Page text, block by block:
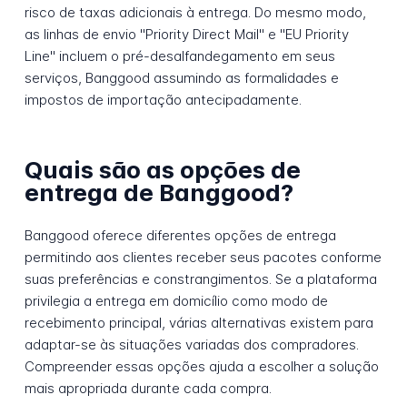
risco de taxas adicionais à entrega. Do mesmo modo,
as linhas de envio "Priority Direct Mail" e "EU Priority
Line" incluem o pré-desalfandegamento em seus
serviços, Banggood assumindo as formalidades e
impostos de importação antecipadamente.
Quais são as opções de
entrega de Banggood?
Banggood oferece diferentes opções de entrega
permitindo aos clientes receber seus pacotes conforme
suas preferências e constrangimentos. Se a plataforma
privilegia a entrega em domicílio como modo de
recebimento principal, várias alternativas existem para
adaptar-se às situações variadas dos compradores.
Compreender essas opções ajuda a escolher a solução
mais apropriada durante cada compra.